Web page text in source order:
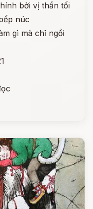
bởi vị thần tối
núc
gì mà chỉ ngồi